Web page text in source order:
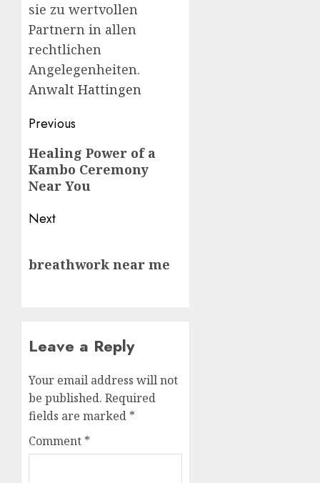
sie zu wertvollen
Partnern in allen
rechtlichen
Angelegenheiten.
Anwalt Hattingen
Post
navigation
Previous
Previous
post:
Healing Power of a
Kambo Ceremony
Near You
Next
post:
breathwork near me
Leave a Reply
Your email address will not
be published. Required
fields are marked *
Comment *